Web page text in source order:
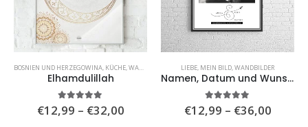
BOSNIEN UND HERZEGOWINA, KÜCHE,WANDBILDER WOHNZIMMER
Elhamdulillah
5.00 von 5
€12,99 – €32,00Preisspanne:
LIEBE, MEIN BILD,WANDBILDER
Namen, Datum und Wunschzeile
5.00 von 5
€12,99 – €36,00